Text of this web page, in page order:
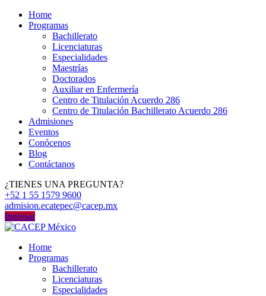
Home
Programas
Bachillerato
Licenciaturas
Especialidades
Maestrías
Doctorados
Auxiliar en Enfermería
Centro de Titulación Acuerdo 286
Centro de Titulación Bachillerato Acuerdo 286
Admisiones
Eventos
Conócenos
Blog
Contáctanos
¿TIENES UNA PREGUNTA?
+52 1 55 1579 9600
admision.ecatepec@cacep.mx
Ingresar
Home
Programas
Bachillerato
Licenciaturas
Especialidades